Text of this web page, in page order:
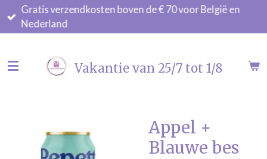
Ga
direct
hoofdinhoud
Gratis verzendkosten boven de € 70 voor België en
Nederland
Vakantie van 25/7 tot 1/8
Appel +
Blauwe bes